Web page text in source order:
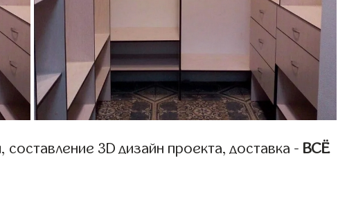
3D дизайн проекта, доставка - ВСЁ